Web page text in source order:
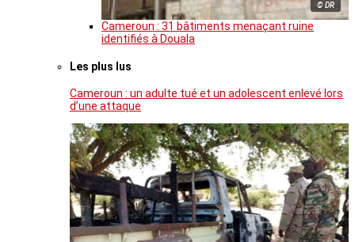
© DR
Cameroun : 31 bâtiments menaçant ruine
identifiés à Douala
Les plus lus
Cameroun : un adulte tué et un adolescent enlevé lors
d’une attaque